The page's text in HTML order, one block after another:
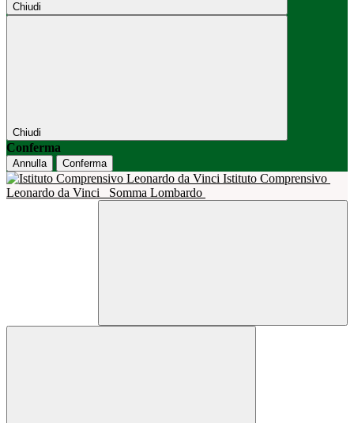
Chiudi
Chiudi
Conferma
Annulla Conferma
Istituto Comprensivo
Leonardo da Vinci
Somma Lombardo